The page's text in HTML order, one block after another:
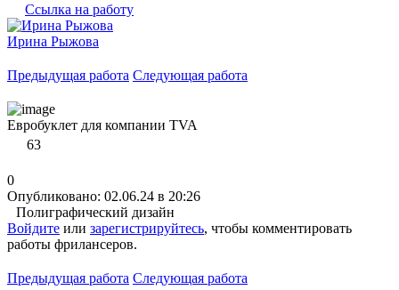
Ссылка на работу
Ирина Рыжова
Предыдущая работа Следующая работа
Евробуклет для компании TVA
63
0
Опубликовано: 02.06.24 в 20:26
Полиграфический дизайн
Войдите или зарегистрируйтесь, чтобы комментировать
работы фрилансеров.
Предыдущая работа Следующая работа